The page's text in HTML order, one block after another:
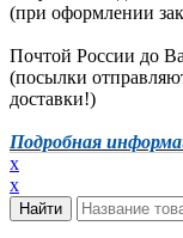
(при оформлении
Почтой России до
(посылки
доставки!)
Подробная
x
x